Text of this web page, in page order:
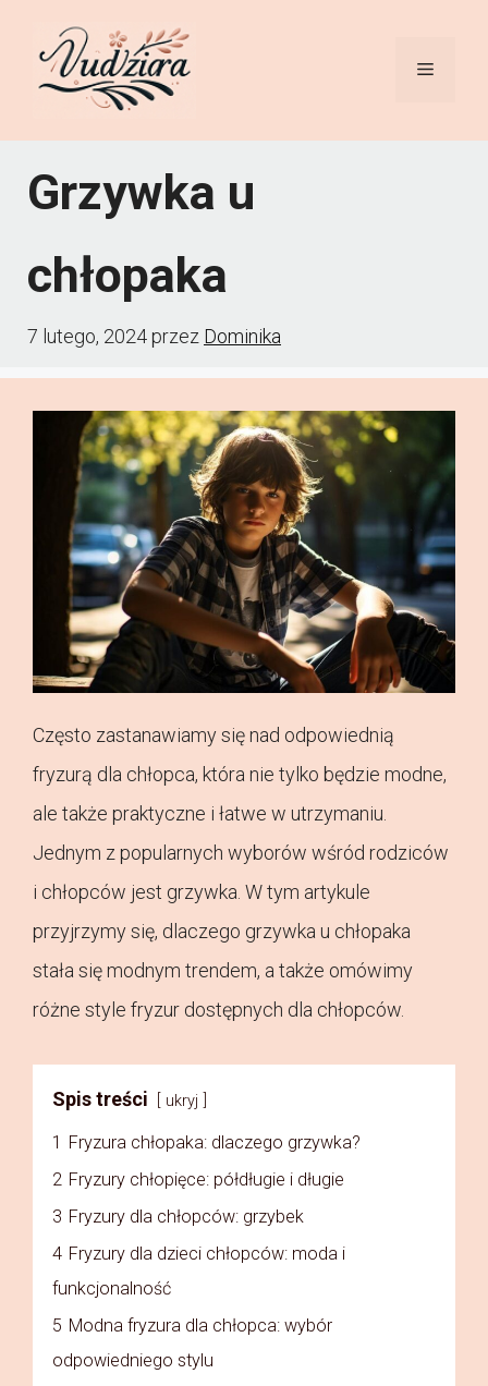
treści
Menu
Grzywka u
chłopaka
7 lutego, 2024przez Dominika
Często zastanawiamy się nad odpowiednią
fryzurą dla chłopca, która nie tylko będzie modne,
ale także praktyczne i łatwe w utrzymaniu.
Jednym z popularnych wyborów wśród rodziców
i chłopców jest grzywka. W tym artykule
przyjrzymy się, dlaczego grzywka u chłopaka
stała się modnym trendem, a także omówimy
różne style fryzur dostępnych dla chłopców.
Spis treści ukryj
1 Fryzura chłopaka: dlaczego grzywka?
2 Fryzury chłopięce: półdługie i długie
3 Fryzury dla chłopców: grzybek
4 Fryzury dla dzieci chłopców: moda i
funkcjonalność
5 Modna fryzura dla chłopca: wybór
odpowiedniego stylu